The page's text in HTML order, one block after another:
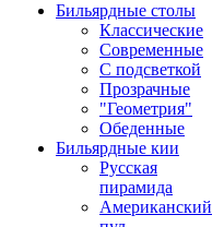
Бильярдные столы
Классические
Современные
С подсветкой
Прозрачные
"Геометрия"
Обеденные
Бильярдные кии
Русская
пирамида
Американский